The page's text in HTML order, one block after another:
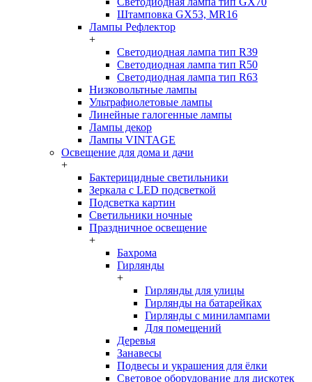
Штамповка GX53, MR16
Лампы Рефлектор
+
Светодиодная лампа тип R39
Светодиодная лампа тип R50
Светодиодная лампа тип R63
Низковольтные лампы
Ультрафиолетовые лампы
Линейные галогенные лампы
Лампы декор
Лампы VINTAGE
Освещение для дома и дачи
+
Бактерицидные светильники
Зеркала с LED подсветкой
Подсветка картин
Светильники ночные
Праздничное освещение
+
Бахрома
Гирлянды
+
Гирлянды для улицы
Гирлянды на батарейках
Гирлянды с минилампами
Для помещений
Деревья
Занавесы
Подвесы и украшения для ёлки
Световое оборудование для дискотек